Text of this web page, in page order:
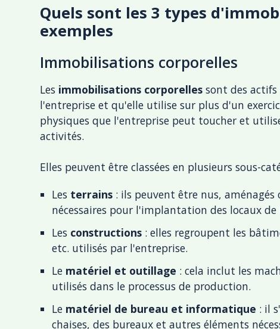
Quels sont les 3 types
exemples
Immobilisations corporelles
Les immobilisations corporelles sont des
l'entreprise et qu'elle utilise sur plus d'un
physiques que l'entreprise peut toucher et
activités.
Elles peuvent être classées en plusieurs sous-
Les terrains : ils peuvent être nus,
nécessaires pour l'implantation des locaux
Les constructions : elles regroupent les
etc. utilisés par l'entreprise.
Le matériel et outillage : cela inclut les
utilisés dans le processus de production.
Le matériel de bureau et informatique : il
chaises, des bureaux et autres éléments